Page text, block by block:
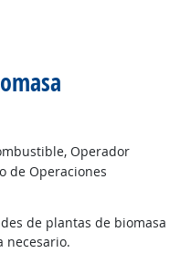
Operador
de Operaciones
de plantas de biomasa
necesario.